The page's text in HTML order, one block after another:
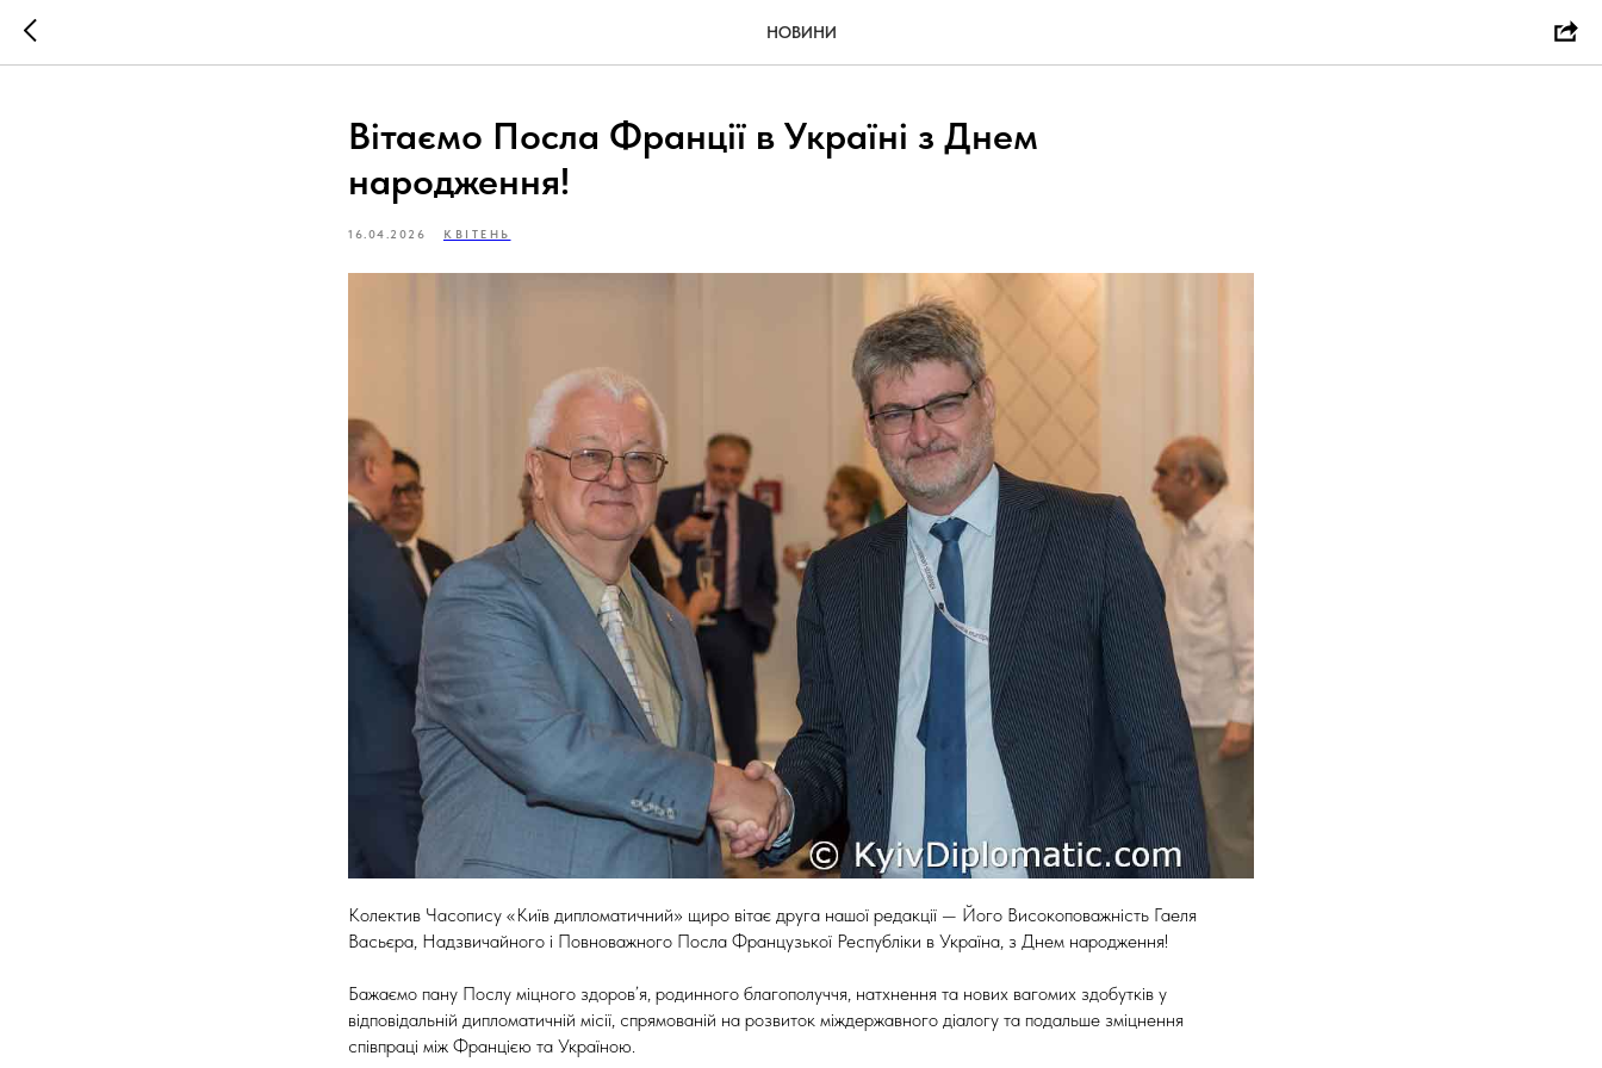
НОВИНИ
Вітаємо Посла Франції в Україні з Днем
народження!
16.04.2026 КВІТЕНЬ
Колектив Часопису «Київ дипломатичний» щиро вітає друга нашої редакції — Його Високоповажність Гаеля
Васьєра, Надзвичайного і Повноважного Посла Французької Республіки в Україна, з Днем народження!
Бажаємо пану Послу міцного здоров’я, родинного благополуччя, натхнення та нових вагомих здобутків у
відповідальній дипломатичній місії, спрямованій на розвиток міждержавного діалогу та подальше зміцнення
співпраці між Францією та Україною.